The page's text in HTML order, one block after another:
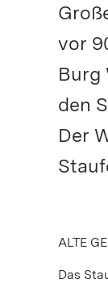
vor
Burg
den
Der
ALTE
Das